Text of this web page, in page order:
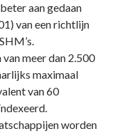
aan gedaan
van een richtlijn
meer dan 2.500
maximaal
van 60
worden